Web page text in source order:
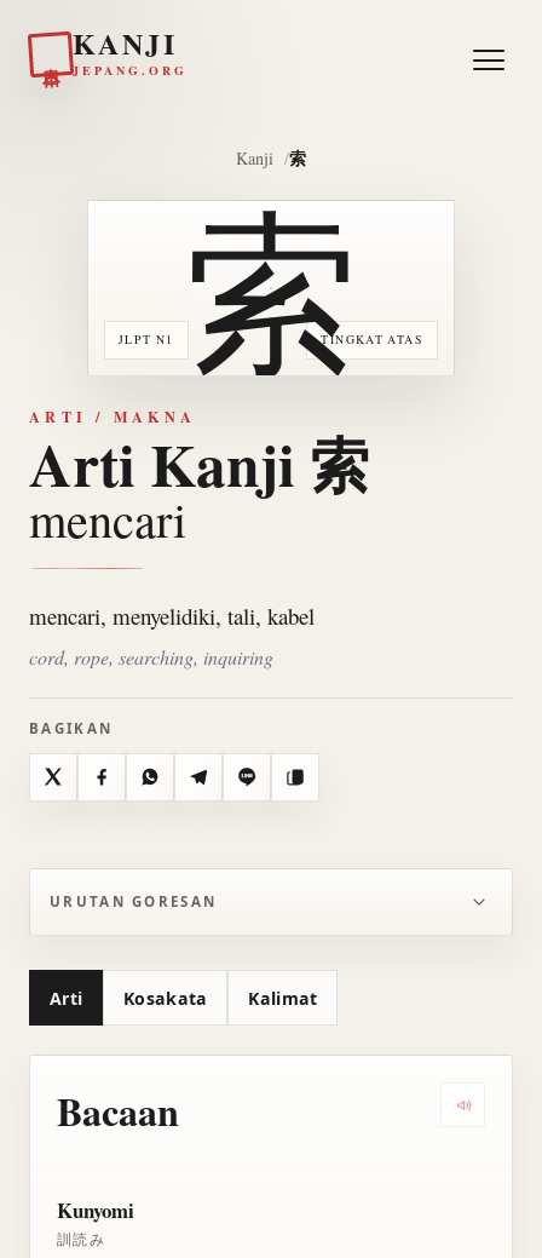
KANJI
JEPANG.ORG
Kanji 索
JLPT N1 TINGKAT ATAS
索
ARTI / MAKNA
Arti Kanji 索
mencari
mencari, menyelidiki, tali, kabel
cord, rope, searching, inquiring
BAGIKAN
X FacebookWhatsAppTelegramLine Salin
URUTAN GORESAN
Arti Kosakata Kalimat
Bacaan
Kunyomi
訓読み